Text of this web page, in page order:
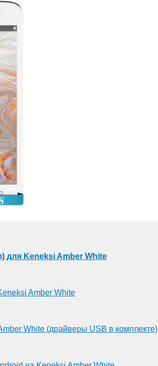
для Keneksi Amber White
Amber White
White (драйверы USB в комплекте)